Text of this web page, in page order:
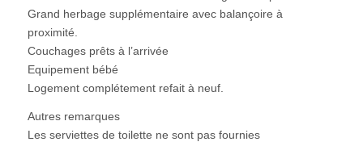
Grand herbage supplémentaire avec balançoire à
proximité.
Couchages prêts à l’arrivée
Equipement bébé
Logement complétement refait à neuf.
Autres remarques
Les serviettes de toilette ne sont pas fournies